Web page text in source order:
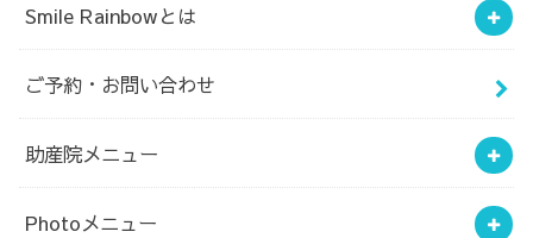
Smile Rainbowとは
ご予約・お問い合わせ
助産院メニュー
Photoメニュー